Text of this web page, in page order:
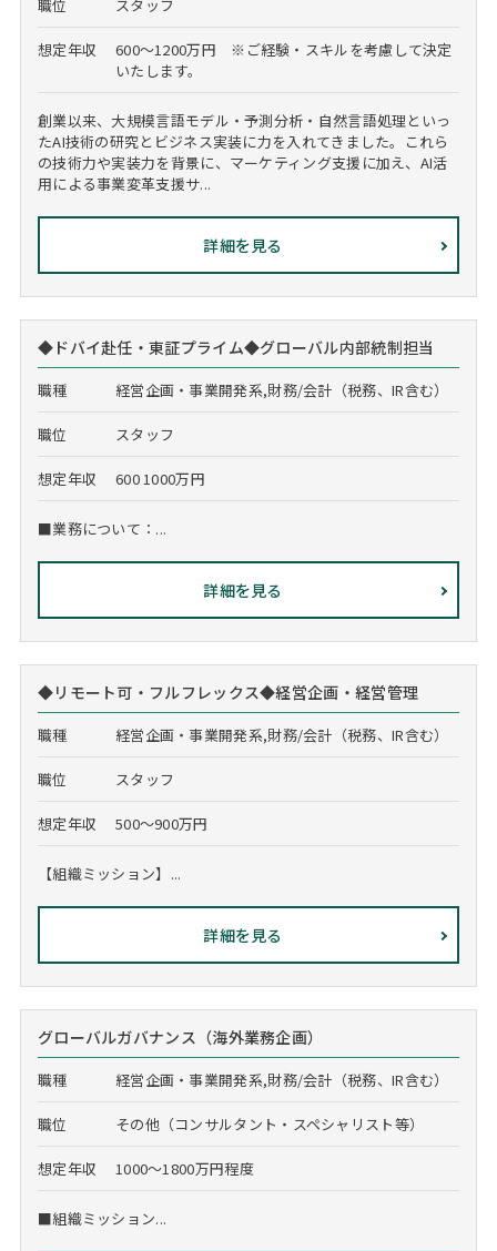
職位 スタッフ
想定年収
600～1200万円 ※ご経験・スキルを考慮して決定
いたします。
創業以来、大規模言語モデル・予測分析・自然言語処理といっ
たAI技術の研究とビジネス実装に力を入れてきました。これら
の技術力や実装力を背景に、マーケティング支援に加え、AI活
用による事業変革支援サ...
詳細を見る
◆ドバイ赴任・東証プライム◆グローバル内部統制担当
職種 経営企画・事業開発系,財務/会計（税務、IR含む）
職位 スタッフ
想定年収 600 1000万円
■業務について：...
詳細を見る
◆リモート可・フルフレックス◆経営企画・経営管理
職種 経営企画・事業開発系,財務/会計（税務、IR含む）
職位 スタッフ
想定年収 500～900万円
【組織ミッション】...
詳細を見る
グローバルガバナンス（海外業務企画）
職種 経営企画・事業開発系,財務/会計（税務、IR含む）
職位 その他（コンサルタント・スペシャリスト等）
想定年収 1000～1800万円程度
■組織ミッション...